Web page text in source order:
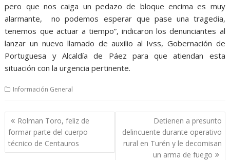
pero que nos caiga un pedazo de bloque encima es muy
alarmante, no podemos esperar que pase una tragedia,
tenemos que actuar a tiempo”, indicaron los denunciantes al
lanzar un nuevo llamado de auxilio al Ivss, Gobernación de
Portuguesa y Alcaldía de Páez para que atiendan esta
situación con la urgencia pertinente.
Información General
Navegación
de
entradas
Rolman Toro, feliz de
formar parte del cuerpo
técnico de Centauros
Detienen a presunto
delincuente durante operativo
rural en Turén y le decomisan
un arma de fuego